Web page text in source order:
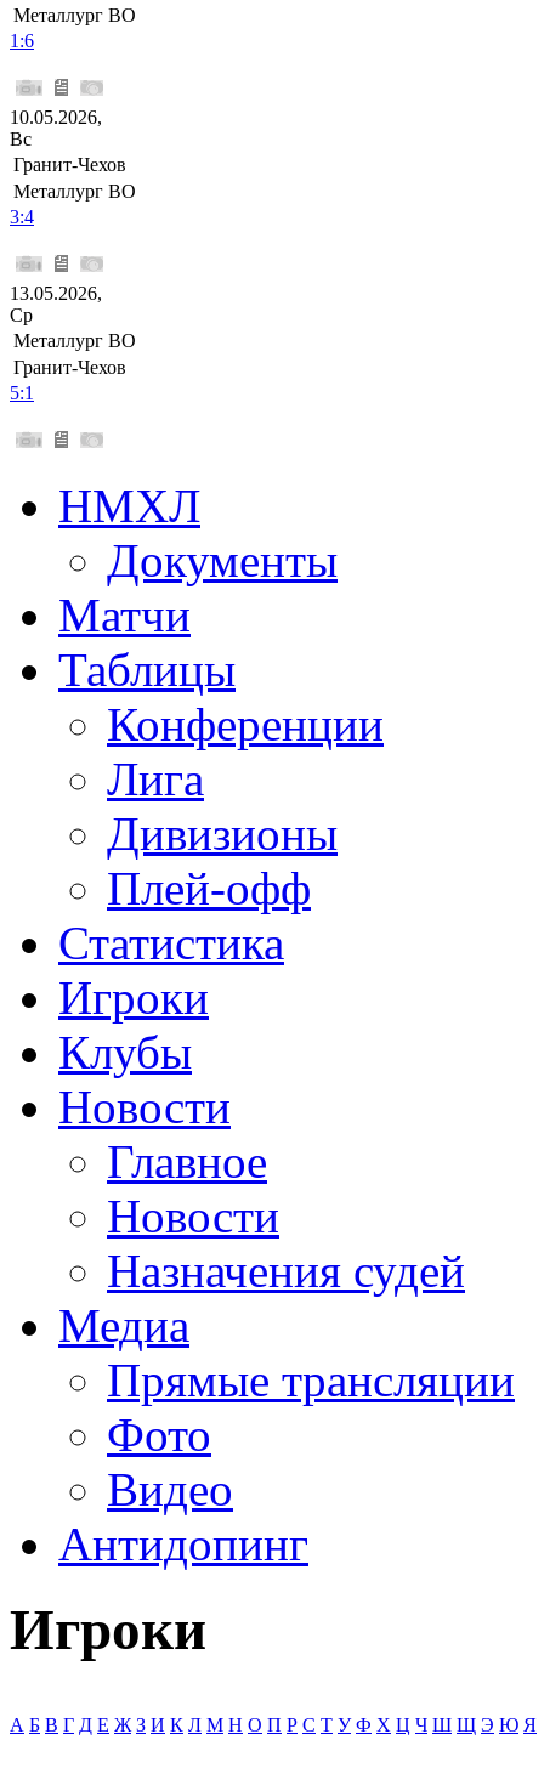
Металлург ВО
1:6
10.05.2026,
Вс
Гранит-Чехов
Металлург ВО
3:4
13.05.2026,
Ср
Металлург ВО
Гранит-Чехов
5:1
НМХЛ
Документы
Матчи
Таблицы
Конференции
Лига
Дивизионы
Плей-офф
Статистика
Игроки
Клубы
Новости
Главное
Новости
Назначения судей
Медиа
Прямые трансляции
Фото
Видео
Антидопинг
Игроки
А Б В Г Д Е Ж З И К Л М Н О П Р С Т У Ф Х Ц Ч Ш Щ Э Ю Я